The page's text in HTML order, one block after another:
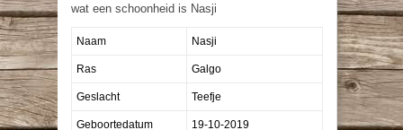
wat een schoonheid is Nasji
Naam Nasji
Ras Galgo
Geslacht Teefje
Geboortedatum 19-10-2019